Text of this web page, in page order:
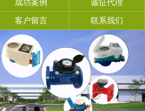
成功案例 诚征代理
客户留言 联系我们